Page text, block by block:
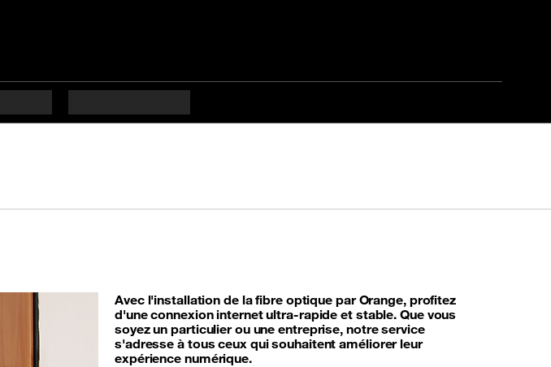
Avec l'installation de la fibre optique par Orange, profitez
d'une connexion internet ultra-rapide et stable. Que vous
soyez un particulier ou une entreprise, notre service
s'adresse à tous ceux qui souhaitent améliorer leur
expérience numérique.